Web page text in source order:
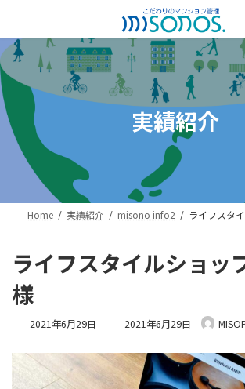
テ
ン
ツ
へ
ス
キ
ゲ
ー
シ
ョ
ン
に
実績紹介
Home 実績紹介 misono info2 ライフスタ
ライフスタイルショッ
様
2021年6月29日
最
新
日
2021年6月29日